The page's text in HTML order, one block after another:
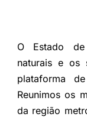
O Estado
naturais e os
plataforma
Reunimos os
da região